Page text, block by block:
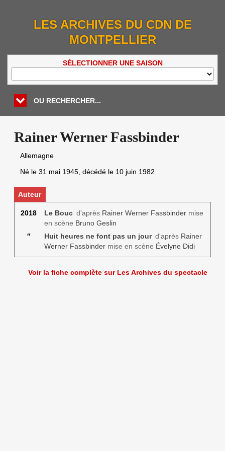
LES ARCHIVES DU CDN DE
MONTPELLIER
SÉLECTIONNER UNE SAISON
OU RECHERCHER...
Rainer Werner Fassbinder
Allemagne
Né le 31 mai 1945, décédé le 10 juin 1982
Auteur
2018 Le Boucd'après Rainer Werner Fassbindermise
en scène Bruno Geslin
″
Huit heures ne font pas un jourd'après Rainer
Werner Fassbindermise en scène Évelyne Didi
Voir la fiche complète sur Les Archives du spectacle